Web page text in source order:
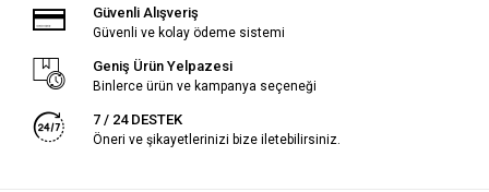
Güvenli Alışveriş
Güvenli ve kolay ödeme sistemi
Geniş Ürün Yelpazesi
Binlerce ürün ve kampanya seçeneği
7 / 24 DESTEK
Öneri ve şikayetlerinizi bize iletebilirsiniz.